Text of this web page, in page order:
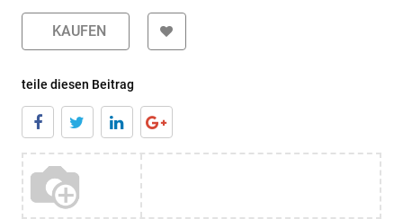
KAUFEN
teile diesen Beitrag